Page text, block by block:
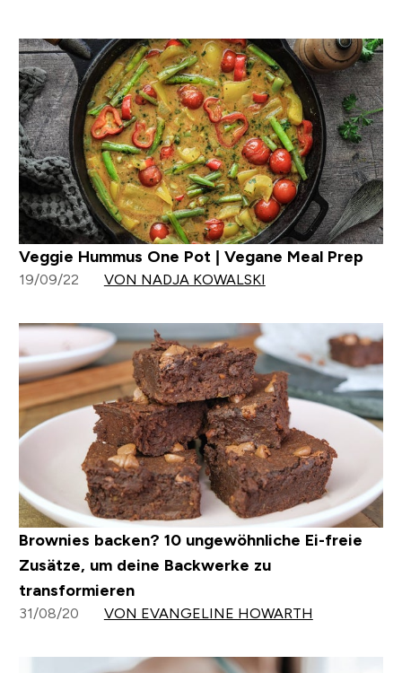
Veggie Hummus One Pot | Vegane Meal Prep
19/09/22 VON NADJA KOWALSKI
Brownies backen? 10 ungewöhnliche Ei-freie
Zusätze, um deine Backwerke zu
transformieren
31/08/20 VON EVANGELINE HOWARTH